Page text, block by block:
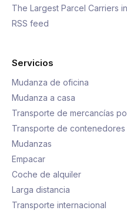
The Largest Parcel Carriers
RSS feed
Servicios
Mudanza de oficina
Mudanza a casa
Transporte de mercancías
Transporte de contenedores
Mudanzas
Empacar
Coche de alquiler
Larga distancia
Transporte internacional